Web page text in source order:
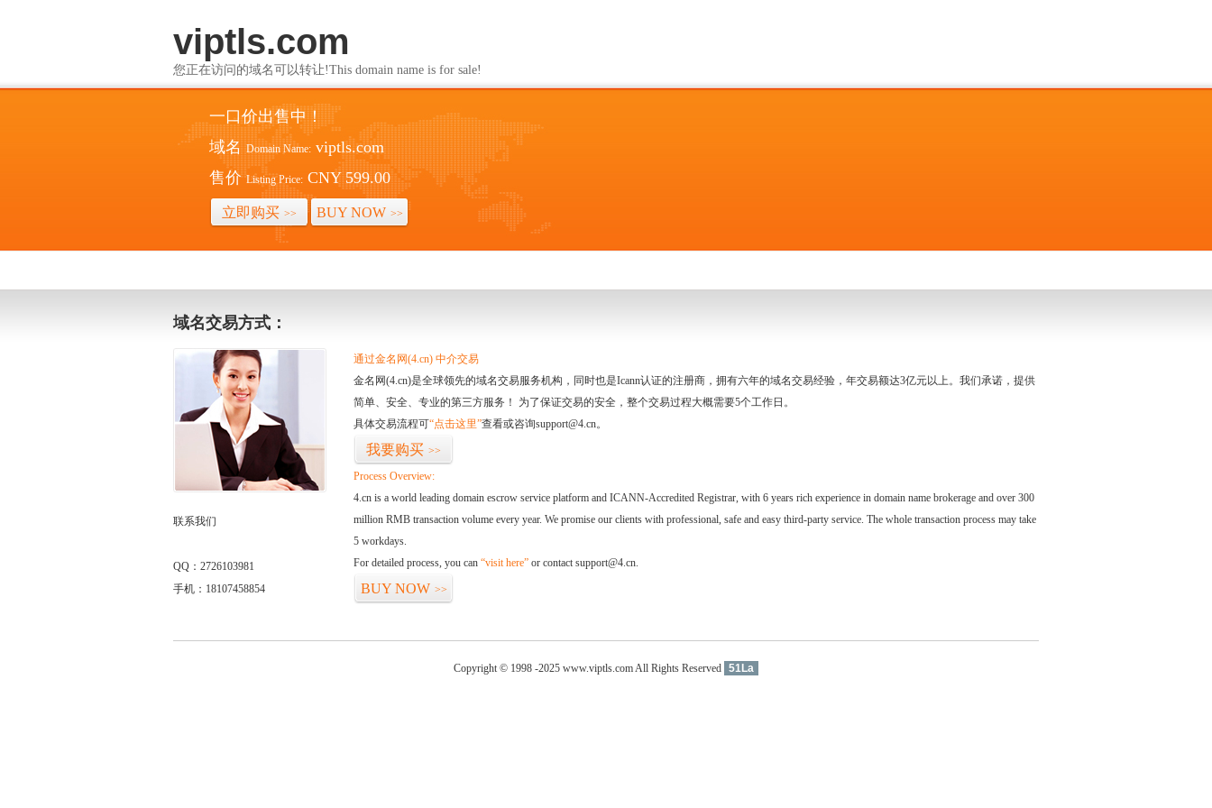
viptls.com
您正在访问的域名可以转让!This domain name is for sale!
一口价出售中！
域名 Domain Name: viptls.com
售价 Listing Price: CNY 599.00
立即购买 >> BUY NOW >>
域名交易方式：
联系我们
QQ：2726103981
手机：18107458854
通过金名网(4.cn) 中介交易
金名网(4.cn)是全球领先的域名交易服务机构，同时也是Icann认证的注册商，拥有六年的域名交易经验，年交易额达3亿元以上。我们承诺，提供
简单、安全、专业的第三方服务！ 为了保证交易的安全，整个交易过程大概需要5个工作日。
具体交易流程可“点击这里”查看或咨询support@4.cn。
我要购买 >>
Process Overview:
4.cn is a world leading domain escrow service platform and ICANN-Accredited Registrar, with 6 years rich experience in domain name brokerage and over 300
million RMB transaction volume every year. We promise our clients with professional, safe and easy third-party service. The whole transaction process may take
5 workdays.
For detailed process, you can “visit here” or contact support@4.cn.
BUY NOW >>
Copyright © 1998 -2025 www.viptls.com All Rights Reserved 51La